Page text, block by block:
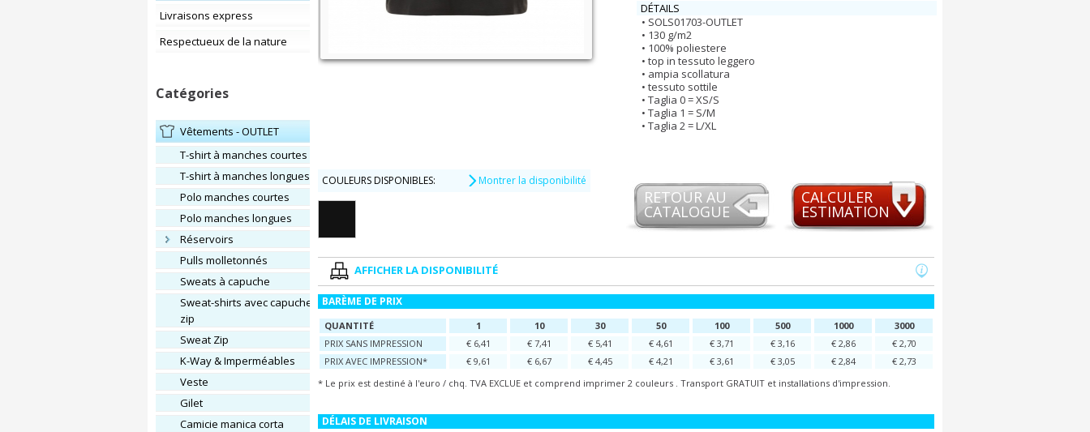
Livraisons express
Respectueux de la nature
Catégories
Vêtements - OUTLET
T-shirt à manches courtes
T-shirt à manches longues
Polo manches courtes
Polo manches longues
Réservoirs
Pulls molletonnés
Sweats à capuche
Sweat-shirts avec capuche et
zip
Sweat Zip
K-Way & Imperméables
Veste
Gilet
Camicie manica corta
DÉTAILS
SOLS01703-OUTLET
130 g/m2
100% poliestere
top in tessuto leggero
ampia scollatura
tessuto sottile
Taglia 0 = XS/S
Taglia 1 = S/M
Taglia 2 = L/XL
COULEURS DISPONIBLES: Montrer la disponibilité
RETOUR AU
CATALOGUE
CALCULER
ESTIMATION
AFFICHER LA DISPONIBILITÉ
BARÈME DE PRIX
QUANTITÉ 1 10 30 50 100 500 1000
3000
PRIX SANS IMPRESSION
€ 6,41 € 7,41 € 5,41 € 4,61 € 3,71 € 3,16 € 2,86
€ 2,70
PRIX AVEC IMPRESSION*
€ 9,61 € 6,67 € 4,45 € 4,21 € 3,61 € 3,05 € 2,84
€ 2,73
* Le prix est destiné à l'euro / chq. TVA EXCLUE et comprend imprimer 2 couleurs . Transport GRATUIT et installations d'impression.
DÉLAIS DE LIVRAISON